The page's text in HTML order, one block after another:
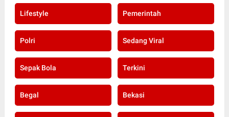
Lifestyle Pemerintah
Polri Sedang Viral
Sepak Bola Terkini
Begal Bekasi